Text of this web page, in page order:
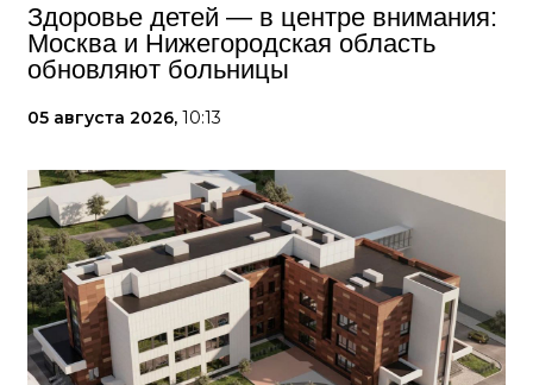
Здоровье детей — в центре внимания:
Москва и Нижегородская область
обновляют больницы
05 августа 2026, 10:13